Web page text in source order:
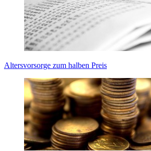
Altersvorsorge zum halben Preis